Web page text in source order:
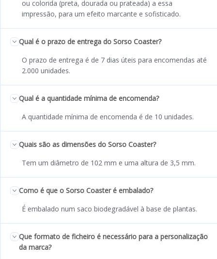
ou colorida (preta, dourada ou prateada) a essa
impressão, para um efeito marcante e sofisticado.
Qual é o prazo de entrega do Sorso Coaster?
O prazo de entrega é de 7 dias úteis para encomendas até
2.000 unidades.
Qual é a quantidade mínima de encomenda?
A quantidade mínima de encomenda é de 10 unidades.
Quais são as dimensões do Sorso Coaster?
Tem um diâmetro de 102 mm e uma altura de 3,5 mm.
Como é que o Sorso Coaster é embalado?
É embalado num saco biodegradável à base de plantas.
Que formato de ficheiro é necessário para a personalização
da marca?